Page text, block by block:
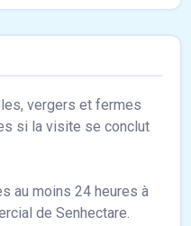
vergers et fermes
si la visite se conclut
au moins 24 heures à
de Senhectare.